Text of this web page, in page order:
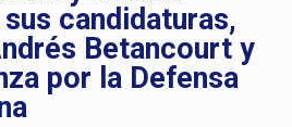
candidaturas,
Betancourt y
por la Defensa